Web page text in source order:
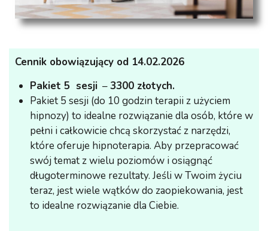
Cennik obowiązujący od 14.02.2026
Pakiet 5 sesji –3300 złotych.
Pakiet 5 sesji (do 10 godzin terapii z użyciem
hipnozy) to idealne rozwiązanie dla osób, które w
pełni i całkowicie chcą skorzystać z narzędzi,
które oferuje hipnoterapia. Aby przepracować
swój temat z wielu poziomów i osiągnąć
długoterminowe rezultaty. Jeśli w Twoim życiu
teraz, jest wiele wątków do zaopiekowania, jest
to idealne rozwiązanie dla Ciebie.